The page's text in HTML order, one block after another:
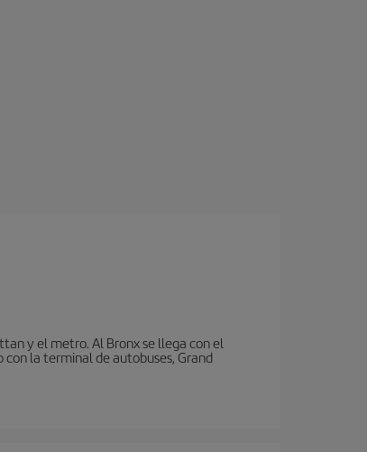
y el metro. Al Bronx se llega con el
la terminal de autobuses, Grand